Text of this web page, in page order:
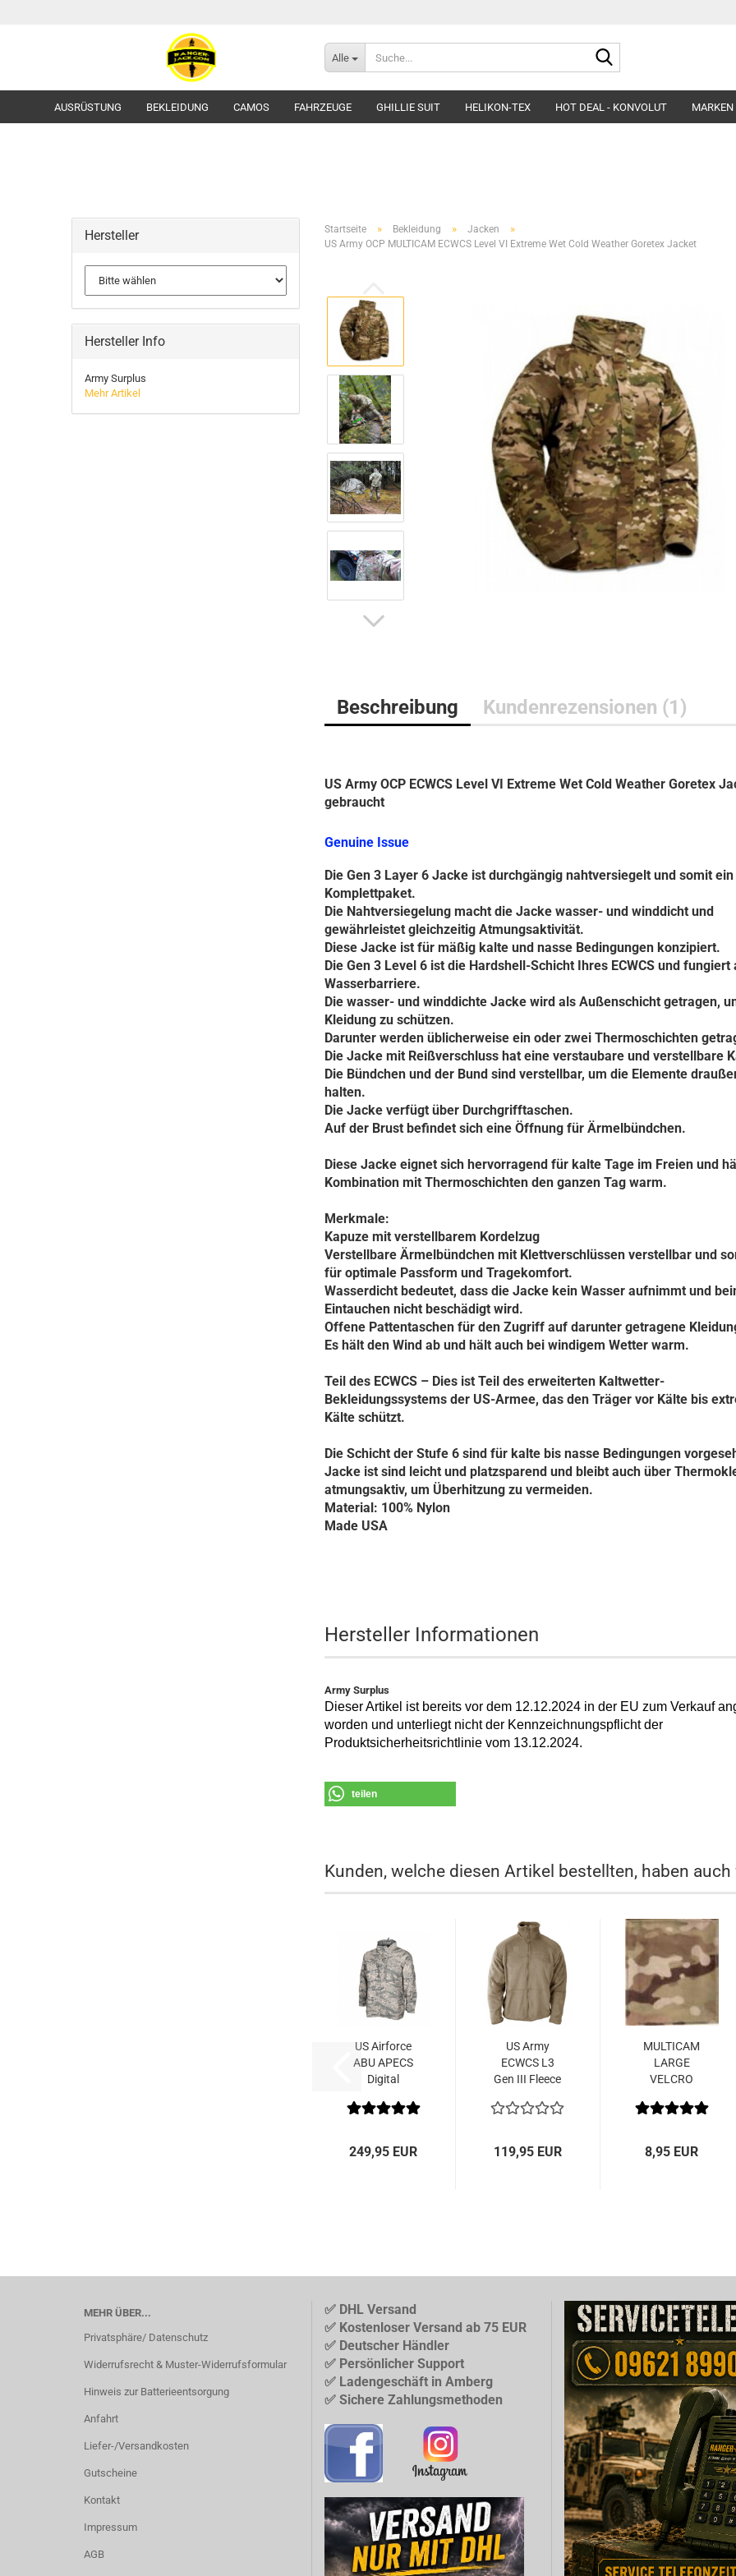
Alle
AUSRÜSTUNG BEKLEIDUNG
BELLEVILLE
CAMOS
US Army Abzeichen 2.
FAHRZEUGE GHILLIE SUIT HELIKON-TEX
Morakniv Knives
Pants&Shorts
Bushcraft Line
Medical Line
Morale Line
Outback Line
Patrol Line
Range Line
Surplus Line
Pouches
Rucksäcke
Taschen
HOT DEAL - KONVOLUT MARKEN
Startseite » Bekleidung » Jacken »
US Army OCP MULTICAM ECWCS Level VI Extreme Wet Cold Weather Goretex Jacket
Beschreibung Kundenrezensionen (1)
US Army OCP ECWCS Level VI Extreme Wet Cold Weather Goretex
gebraucht
Genuine Issue
Die Gen 3 Layer 6 Jacke ist durchgängig nahtversiegelt und somit
Komplettpaket.
Die Nahtversiegelung macht die Jacke wasser- und winddicht und
gewährleistet gleichzeitig Atmungsaktivität.
Diese Jacke ist für mäßig kalte und nasse Bedingungen konzipiert.
Die Gen 3 Level 6 ist die Hardshell-Schicht Ihres ECWCS und fungiert
Wasserbarriere.
Die wasser- und winddichte Jacke wird als Außenschicht getragen,
Kleidung zu schützen.
Darunter werden üblicherweise ein oder zwei Thermoschichten
Die Jacke mit Reißverschluss hat eine verstaubare und verstellbare
Die Bündchen und der Bund sind verstellbar, um die Elemente
halten.
Die Jacke verfügt über Durchgrifftaschen.
Auf der Brust befindet sich eine Öffnung für Ärmelbündchen.
Diese Jacke eignet sich hervorragend für kalte Tage im Freien und
Kombination mit Thermoschichten den ganzen Tag warm.
Merkmale:
Kapuze mit verstellbarem Kordelzug
Verstellbare Ärmelbündchen mit Klettverschlüssen verstellbar und
für optimale Passform und Tragekomfort.
Wasserdicht bedeutet, dass die Jacke kein Wasser aufnimmt und
Eintauchen nicht beschädigt wird.
Offene Pattentaschen für den Zugriff auf darunter getragene
Es hält den Wind ab und hält auch bei windigem Wetter warm.
Teil des ECWCS – Dies ist Teil des erweiterten Kaltwetter-
Bekleidungssystems der US-Armee, das den Träger vor Kälte bis
Kälte schützt.
Die Schicht der Stufe 6 sind für kalte bis nasse Bedingungen
Jacke ist sind leicht und platzsparend und bleibt auch über
atmungsaktiv, um Überhitzung zu vermeiden.
Material: 100% Nylon
Made USA
Hersteller Informationen
Army Surplus
Dieser Artikel ist bereits vor dem 12.12.2024 in der EU zum Verkauf
worden und unterliegt nicht der Kennzeichnungspflicht der
Produktsicherheitsrichtlinie vom 13.12.2024.
teilen
Kunden, welche diesen Artikel bestellten, haben
US Airforce
ABU APECS
Digital
249,95 EUR
US Army
ECWCS L3
Gen III Fleece
Polartec®...
119,95 EUR
MULTICAM
LARGE
VELCRO
1/2 x 4
8,95 EUR
Hersteller
Hersteller Info
Army Surplus
Mehr Artikel
MEHR ÜBER...
Privatsphäre/ Datenschutz
Widerrufsrecht & Muster-Widerrufsformular
Hinweis zur Batterieentsorgung
Anfahrt
Liefer-/Versandkosten
Gutscheine
Kontakt
Impressum
AGB
✅ DHL Versand
✅ Kostenloser Versand ab 75 EUR
✅ Deutscher Händler
✅ Persönlicher Support
✅ Ladengeschäft in Amberg
✅ Sichere Zahlungsmethoden